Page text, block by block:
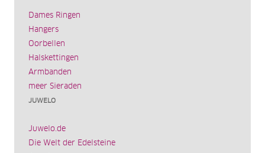
Dames Ringen
Hangers
Oorbellen
Halskettingen
Armbanden
meer Sieraden
JUWELO
Juwelo.de
Die Welt der Edelsteine